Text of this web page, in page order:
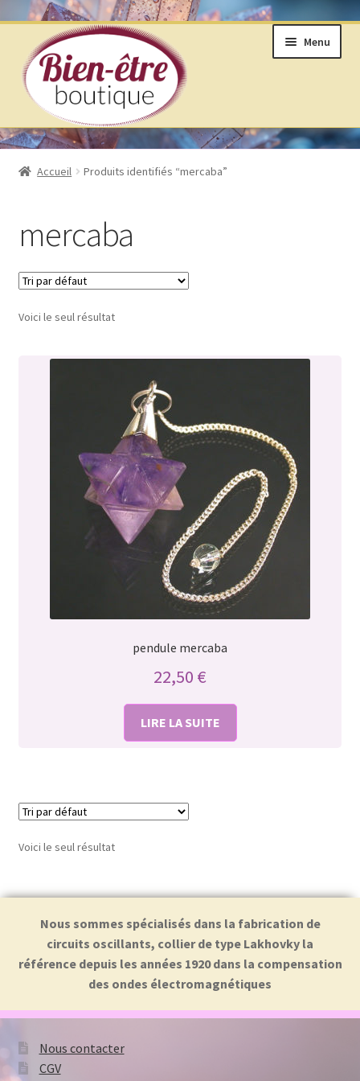
Aller
la
navigation
Aller
contenu
Menu
BOUTIQUE
BIJOUX & MINÉRAUX
LIVRES ET ARTS DIVINATOIRES
PRODUITS DE BIEN ÊTRE
Accueil Produits identifiés “mercaba”
mercaba
Voici le seul résultat
pendule mercaba
22,50 €
LIRE LA SUITE
Voici le seul résultat
Nous sommes spécialisés dans la fabrication de
circuits oscillants, collier de type Lakhovky la
référence depuis les années 1920 dans la compensation
des ondes électromagnétiques
Nous contacter
CGV